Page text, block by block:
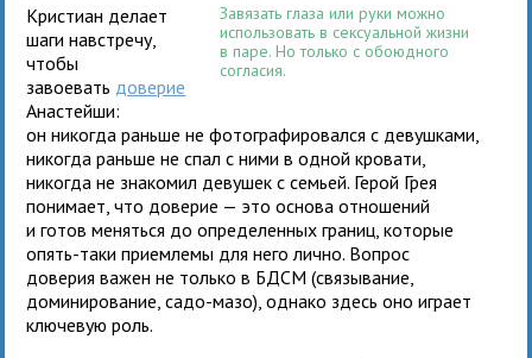
Завязать глаза или руки можно
использовать в сексуальной жизни
в паре. Но только с обоюдного
согласия.
Кристиан делает
шаги навстречу,
чтобы
завоевать доверие
Анастейши:
он никогда раньше не фотографировался с девушками,
никогда раньше не спал с ними в одной кровати,
никогда не знакомил девушек с семьей. Герой Грея
понимает, что доверие — это основа отношений
и готов меняться до определенных границ, которые
опять-таки приемлемы для него лично. Вопрос
доверия важен не только в БДСМ (связывание,
доминирование, садо-мазо), однако здесь оно играет
ключевую роль.